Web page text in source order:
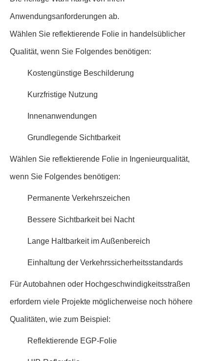
Anwendungsanforderungen ab.
Wählen Sie reflektierende Folie in handelsüblicher
Qualität, wenn Sie Folgendes benötigen:
Kostengünstige Beschilderung
Kurzfristige Nutzung
Innenanwendungen
Grundlegende Sichtbarkeit
Wählen Sie reflektierende Folie in Ingenieurqualität,
wenn Sie Folgendes benötigen:
Permanente Verkehrszeichen
Bessere Sichtbarkeit bei Nacht
Lange Haltbarkeit im Außenbereich
Einhaltung der Verkehrssicherheitsstandards
Für Autobahnen oder Hochgeschwindigkeitsstraßen
erfordern viele Projekte möglicherweise noch höhere
Qualitäten, wie zum Beispiel:
Reflektierende EGP-Folie